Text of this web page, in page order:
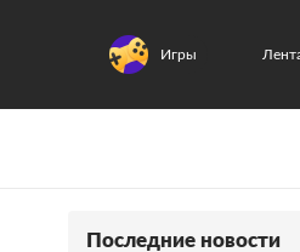
Игры
Последние новости